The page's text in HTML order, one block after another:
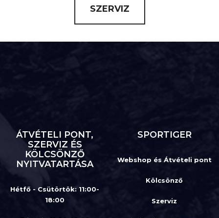
SZERVIZ
ÁTVÉTELI PONT,
SZERVIZ ÉS
KÖLCSÖNZŐ
NYITVATARTÁSA
Hétfő - Csütörtök: 11:00-
18:00
SPORTIGER
Webshop és Átvételi pont
Kölcsönző
Szerviz